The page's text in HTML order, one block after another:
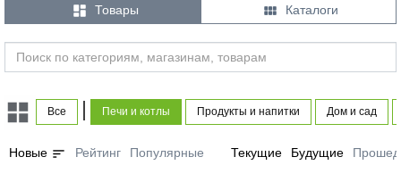
 Товары  Каталоги
Все Печи и котлы Продукты и напитки Дом и сад
Новые sort Рейтинг Популярные Текущие Будущие